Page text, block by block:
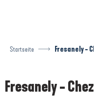
Startseite Fresanely -
Fresanely -